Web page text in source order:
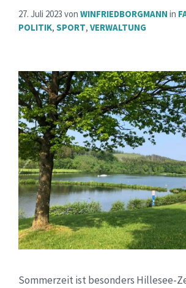
27. Juli 2023 von WINFRIEDBORGMANN in
POLITIK, SPORT, VERWALTUNG
Sommerzeit ist besonders Hillesee-